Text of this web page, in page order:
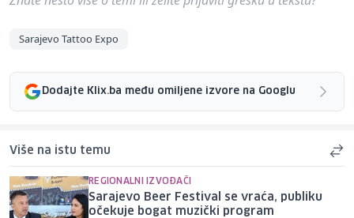
Sarajevo Tattoo Expo
Dodajte Klix.ba među omiljene izvore na Googlu
Više na istu temu
REGIONALNI IZVOĐAČI
Sarajevo Beer Festival se vraća, publiku
očekuje bogat muzički program